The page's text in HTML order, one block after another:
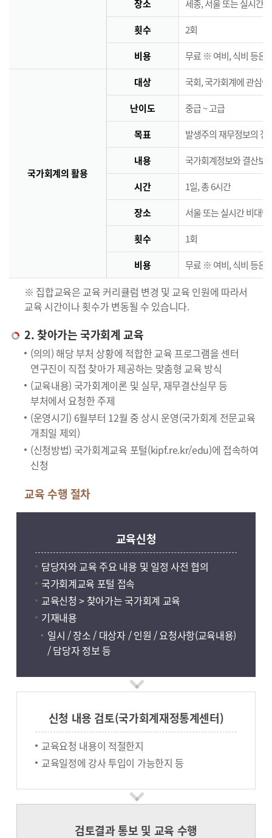
장소 세종, 서울 또는 실시간
횟수 2회
비용 무료 ※ 여비, 식비 등은
국가회계의 활용
대상 국회, 국가회계에 관심
난이도 중급 ~ 고급
목표 발생주의 재무정보의 정
내용 국가회계정보와 결산보
시간 1일, 총 6시간
장소 서울 또는 실시간 비대
횟수 1회
비용 무료 ※ 여비, 식비 등은
※ 집합교육은 교육 커리큘럼 변경 및 교육 인원에 따라서
교육 시간이나 횟수가 변동될 수 있습니다.
2. 찾아가는 국가회계 교육
(의의) 해당 부처 상황에 적합한 교육 프로그램을 센터
연구진이 직접 찾아가 제공하는 맞춤형 교육 방식
(교육내용) 국가회계이론 및 실무, 재무결산실무 등
부처에서 요청한 주제
(운영시기) 6월부터 12월 중 상시 운영(국가회계 전문교육
개최일 제외)
(신청방법) 국가회계교육 포털(kipf.re.kr/edu)에 접속하여
신청
교육 수행 절차
교육신청
담당자와 교육 주요 내용 및 일정 사전 협의
국가회계교육 포털 접속
교육신청 > 찾아가는 국가회계 교육
기재내용
일시 / 장소 / 대상자 / 인원 / 요청사항(교육내용)
/ 담당자 정보 등
신청 내용 검토(국가회계재정통계센터)
교육요청 내용이 적절한지
교육일정에 강사 투입이 가능한지 등
검토결과 통보 및 교육 수행